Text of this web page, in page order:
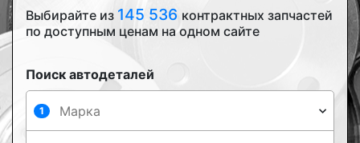
Выбирайте из 145 536 контрактных запчастей
по доступным ценам на одном сайте
Поиск автодеталей
1